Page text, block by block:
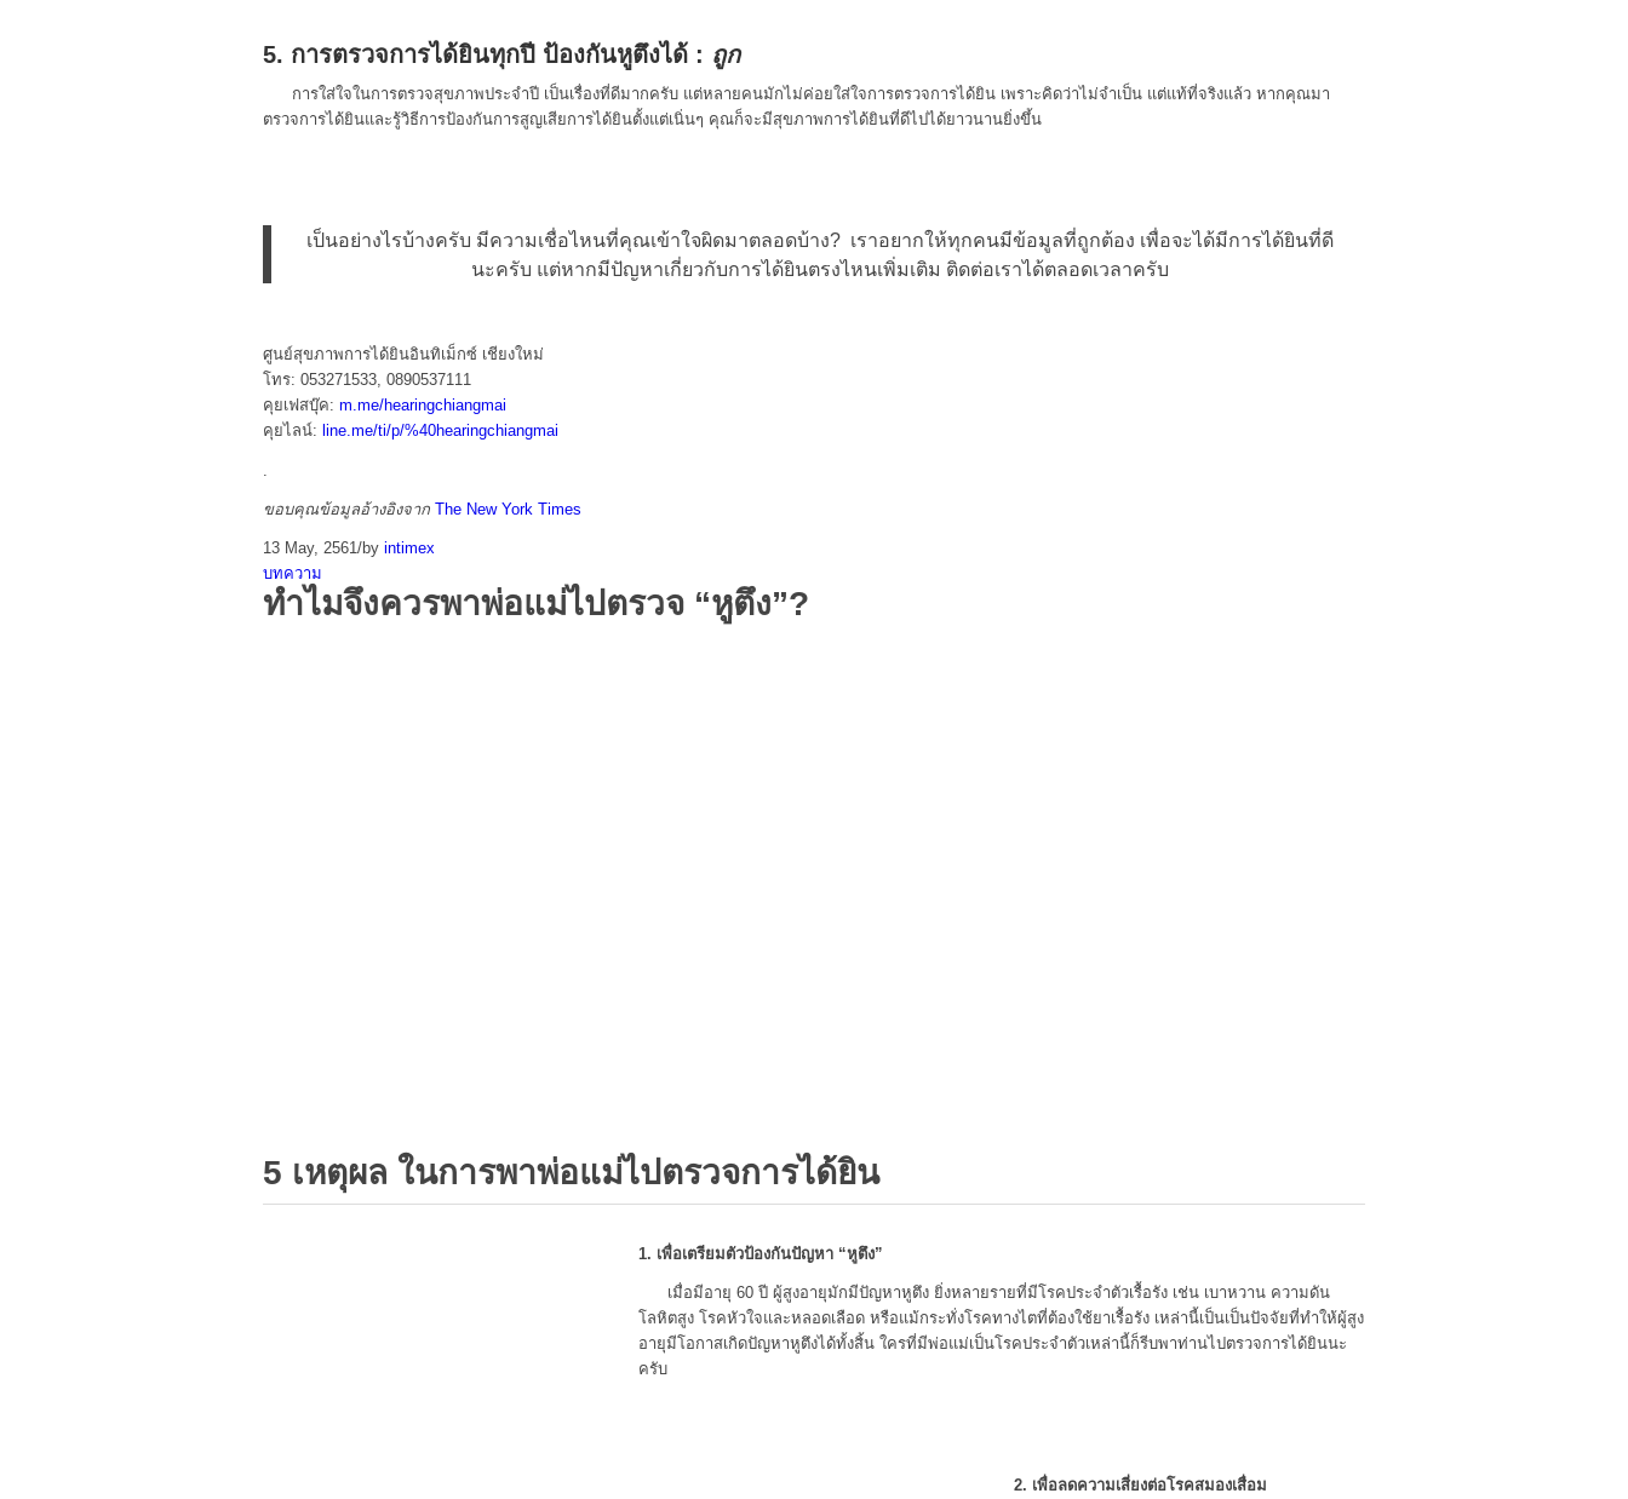
5. การตรวจการได้ยินทุกปี ป้องกันหูตึงได้ : ถูก
การใส่ใจในการตรวจสุขภาพประจำปี เป็นเรื่องที่ดีมากครับ แต่หลายคนมักไม่ค่อยใส่ใจการตรวจการได้ยิน เพราะคิดว่าไม่จำเป็น แต่แท้ที่จริงแล้ว หากคุณมา
ตรวจการได้ยินและรู้วิธีการป้องกันการสูญเสียการได้ยินตั้งแต่เนิ่นๆ คุณก็จะมีสุขภาพการได้ยินที่ดีไปได้ยาวนานยิ่งขึ้น
เป็นอย่างไรบ้างครับ มีความเชื่อไหนที่คุณเข้าใจผิดมาตลอดบ้าง? เราอยากให้ทุกคนมีข้อมูลที่ถูกต้อง เพื่อจะได้มีการได้ยินที่ดี
นะครับ แต่หากมีปัญหาเกี่ยวกับการได้ยินตรงไหนเพิ่มเติม ติดต่อเราได้ตลอดเวลาครับ
ศูนย์สุขภาพการได้ยินอินทิเม็กซ์ เชียงใหม่
โทร: 053271533, 0890537111
คุยเฟสบุ๊ค: m.me/hearingchiangmai
คุยไลน์: line.me/ti/p/%40hearingchiangmai
ขอบคุณข้อมูลอ้างอิงจาก The New York Times
13 May, 2561/by intimex
บทความ
ทำไมจึงควรพาพ่อแม่ไปตรวจ “หูตึง”?
5 เหตุผล ในการพาพ่อแม่ไปตรวจการได้ยิน
1. เพื่อเตรียมตัวป้องกันปัญหา “หูตึง”
เมื่อมีอายุ 60 ปี ผู้สูงอายุมักมีปัญหาหูตึง ยิ่งหลายรายที่มีโรคประจำตัวเรื้อรัง เช่น เบาหวาน ความดัน
โลหิตสูง โรคหัวใจและหลอดเลือด หรือแม้กระทั่งโรคทางไตที่ต้องใช้ยาเรื้อรัง เหล่านี้เป็นเป็นปัจจัยที่ทำให้ผู้สูง
อายุมีโอกาสเกิดปัญหาหูตึงได้ทั้งสิ้น ใครที่มีพ่อแม่เป็นโรคประจำตัวเหล่านี้ก็รีบพาท่านไปตรวจการได้ยินนะ
ครับ
2. เพื่อลดความเสี่ยงต่อโรคสมองเสื่อม